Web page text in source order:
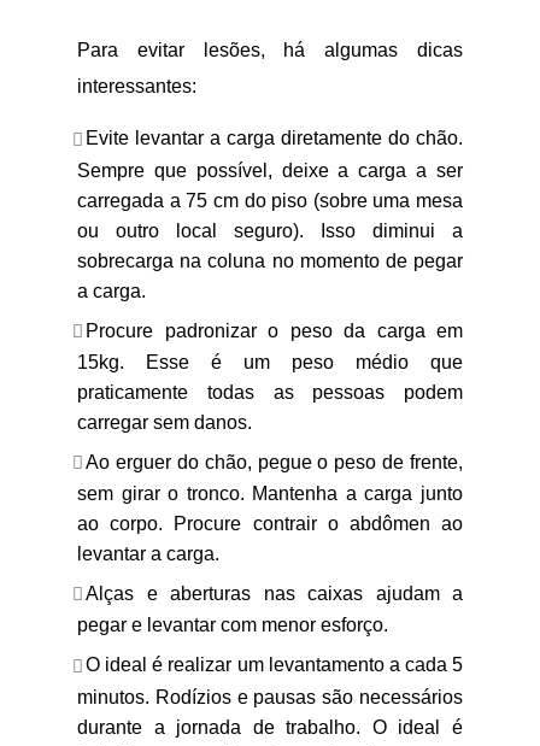
Para evitar lesões, há algumas dicas
interessantes:
Evite levantar a carga diretamente do chão.
Sempre que possível, deixe a carga a ser
carregada a 75 cm do piso (sobre uma mesa
ou outro local seguro). Isso diminui a
sobrecarga na coluna no momento de pegar
a carga.
Procure padronizar o peso da carga em
15kg. Esse é um peso médio que
praticamente todas as pessoas podem
carregar sem danos.
Ao erguer do chão, pegue o peso de frente,
sem girar o tronco. Mantenha a carga junto
ao corpo. Procure contrair o abdômen ao
levantar a carga.
Alças e aberturas nas caixas ajudam a
pegar e levantar com menor esforço.
O ideal é realizar um levantamento a cada 5
minutos. Rodízios e pausas são necessários
durante a jornada de trabalho. O ideal é